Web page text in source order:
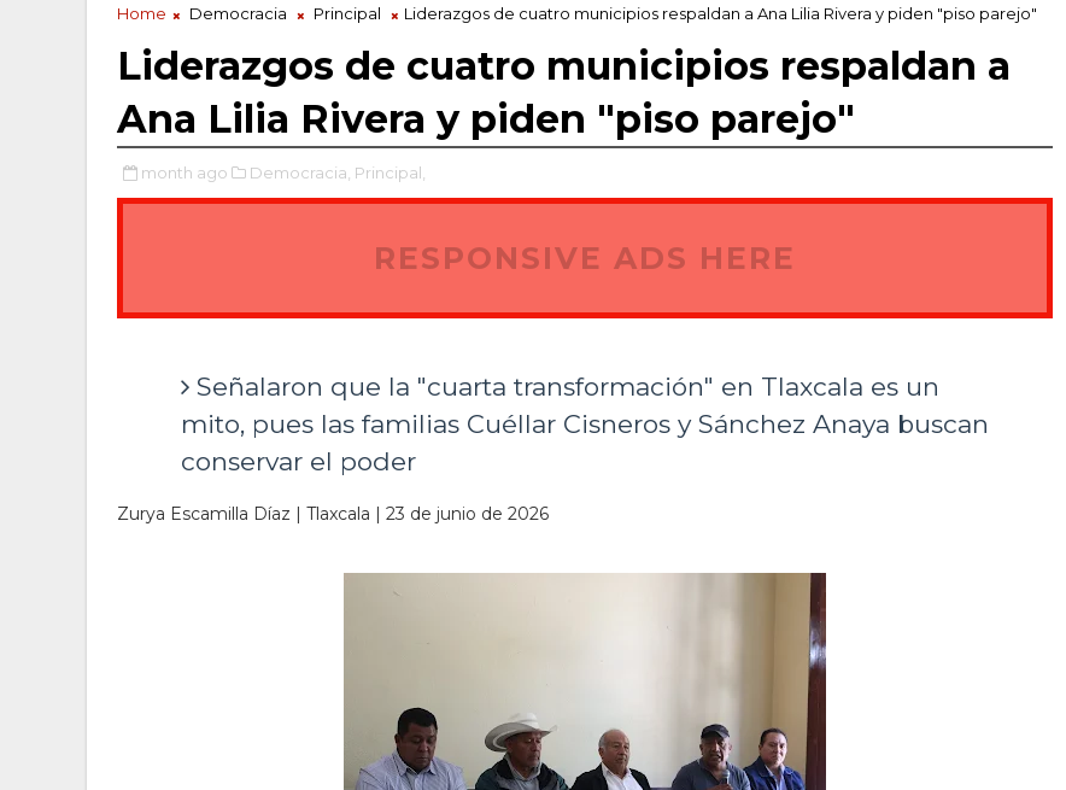
Home Democracia Principal Liderazgos de cuatro municipios respaldan a Ana Lilia Rivera y piden "piso parejo"
Liderazgos de cuatro municipios respaldan a
Ana Lilia Rivera y piden "piso parejo"
month ago Democracia, Principal,
RESPONSIVE ADS HERE
Señalaron que la "cuarta transformación" en Tlaxcala es un
mito, pues las familias Cuéllar Cisneros y Sánchez Anaya buscan
conservar el poder
Zurya Escamilla Díaz | Tlaxcala | 23 de junio de 2026